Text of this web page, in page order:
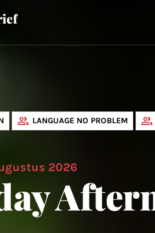
LANGUAGE NO PROBLEM
2026